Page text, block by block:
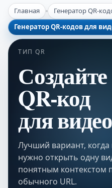
Главная
Генератор QR-
Генератор QR-кодов для
ТИП QR
Создайте
QR-код
для видео
Лучший вариант,
нужно открыть одну
понятным контекстом
обычного URL.